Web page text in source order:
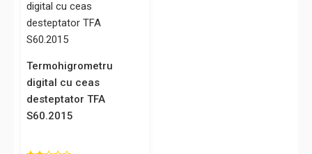
Termohigrometru
digital cu ceas
desteptator TFA
S60.2015